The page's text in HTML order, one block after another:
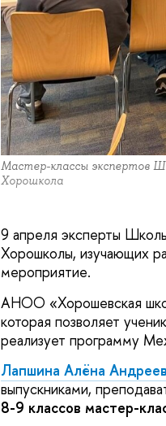
Мастер-классы экспертов
Хорошкола
9 апреля эксперты
Хорошколы, изучающих
мероприятие.
АНОО «Хорошевская
которая позволяет
реализует программу
Лапшина Алёна
выпускниками,
8-9 классов мастер-